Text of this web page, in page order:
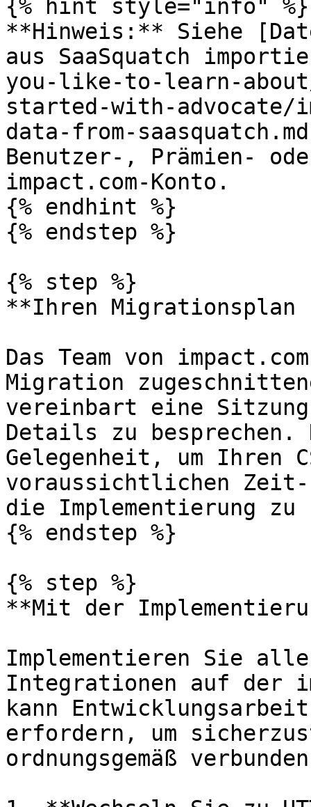
{% hint style="info" %}
**Hinweis:** Siehe
aus SaaSquatch
you-like-to-learn-
started-with-advocate/
data-from-
Benutzer-, Prämien-
impact.com-Konto.
{% endhint %}
{% endstep %}
{% step %}
**Ihren Migrationsplan
Das Team von
Migration
vereinbart eine Sitzung
Details zu besprechen.
Gelegenheit, um Ihren
voraussichtlichen Zeit-
die Implementierung zu
{% endstep %}
{% step %}
**Mit der
Implementieren Sie
Integrationen auf der
kann
erfordern, um
ordnungsgemäß